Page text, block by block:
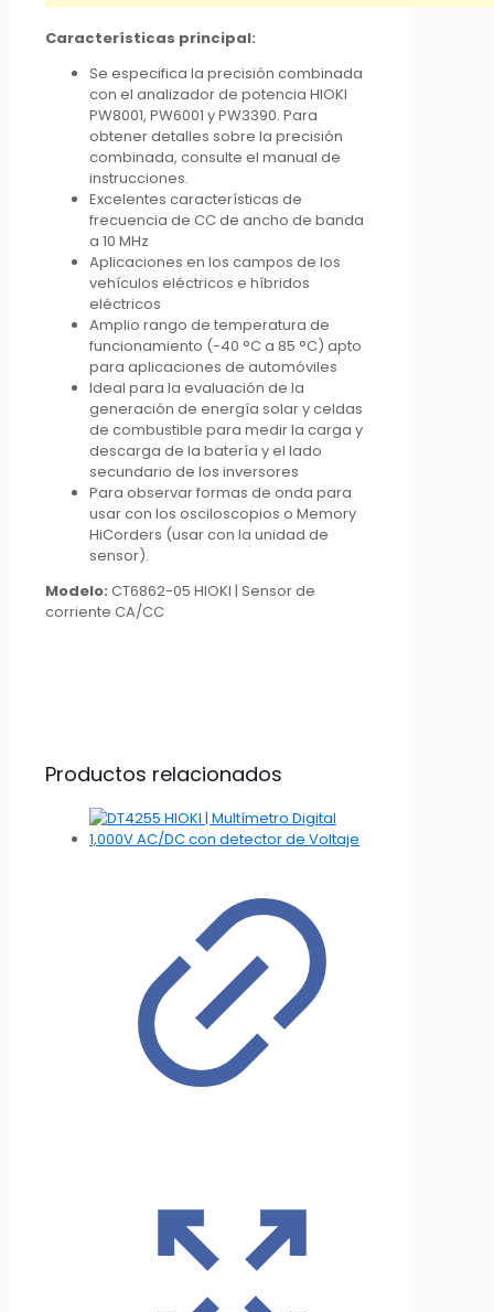
Características principal:
Se especifica la precisión combinada
con el analizador de potencia HIOKI
PW8001, PW6001 y PW3390. Para
obtener detalles sobre la precisión
combinada, consulte el manual de
instrucciones.
Excelentes características de
frecuencia de CC de ancho de banda
a 10 MHz
Aplicaciones en los campos de los
vehículos eléctricos e híbridos
eléctricos
Amplio rango de temperatura de
funcionamiento (-40 °C a 85 °C) apto
para aplicaciones de automóviles
Ideal para la evaluación de la
generación de energía solar y celdas
de combustible para medir la carga y
descarga de la batería y el lado
secundario de los inversores
Para observar formas de onda para
usar con los osciloscopios o Memory
HiCorders (usar con la unidad de
sensor).
Modelo: CT6862-05 HIOKI | Sensor de
corriente CA/CC
Productos relacionados